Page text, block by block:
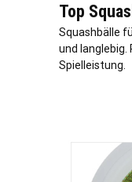
Top
Squashbälle
und
Spielleistung.